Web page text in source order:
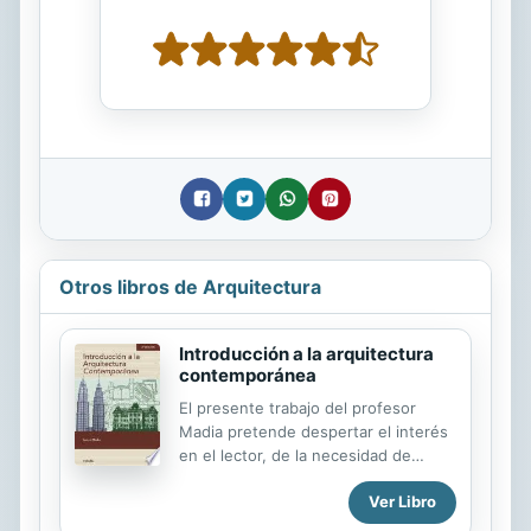
Otros libros de Arquitectura
Introducción a la arquitectura
contemporánea
El presente trabajo del profesor
Madia pretende despertar el interés
en el lector, de la necesidad de
entender a la Arquitectura como
testigo palpable de la evolución
social en el mundo y en lo regional,
Ver Libro